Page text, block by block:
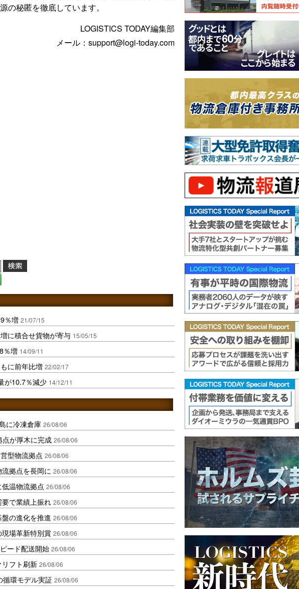
の秘匿を徹底しています。
LOGISTICS TODAY編集部
メール：support@logi-today.com
％増 21/07/15
に積合せ貨物が寄与 15/05/15
％増 14/09/11
に前年比増 22/02/17
が10.7％減少 14/12/11
に冷凍倉庫 26/08/06
が厚木に完成 26/08/06
型物流拠点 26/08/06
拠点を長岡に 26/08/06
温物流拠点 26/08/06
で業績上振れ 26/08/06
の進化を推進 26/08/06
場革新特別賞 26/08/06
ード配送開始 26/08/06
フト刷新 26/08/06
循環モデル実証 26/08/06